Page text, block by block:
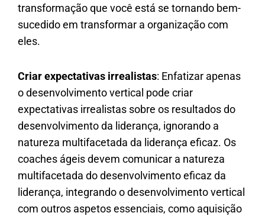
transformação que você está se tornando bem-
sucedido em transformar a organização com
eles.
Criar expectativas irrealistas: Enfatizar apenas
o desenvolvimento vertical pode criar
expectativas irrealistas sobre os resultados do
desenvolvimento da liderança, ignorando a
natureza multifacetada da liderança eficaz. Os
coaches ágeis devem comunicar a natureza
multifacetada do desenvolvimento eficaz da
liderança, integrando o desenvolvimento vertical
com outros aspetos essenciais, como aquisição